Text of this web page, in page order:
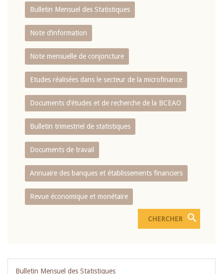
Bulletin Mensuel des Statistiques
Note d’information
Note mensuelle de conjoncture
Etudes réalisées dans le secteur de la microfinance
Documents d’études et de recherche de la BCEAO
Bulletin trimestriel de statistiques
Documents de travail
Annuaire des banques et établissements financiers
Revue économique et monétaire
Bulletin Mensuel des Statistiques